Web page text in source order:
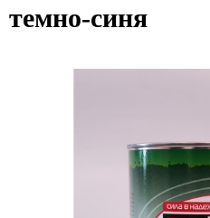
темно-синя